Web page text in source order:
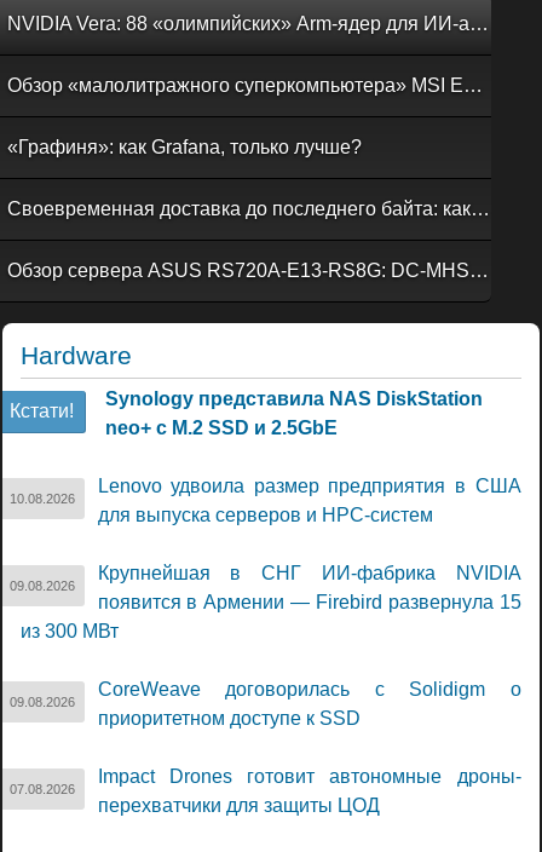
NVIDIA Vera: 88 «олимпийских» Arm-ядер для ИИ-агентов
Обзор «малолитражного суперкомпьютера» MSI EdgeXpert MS-C931
«Графиня»: как Grafana, только лучше?
Своевременная доставка до последнего байта: как российская сеть Curator CDN совмещает скорость, безопасность и гибкость управления
Обзор сервера ASUS RS720A-E13-RS8G: DC-MHS во всей красе
Hardware
Кстати!
Synology представила NAS DiskStation
neo+ с M.2 SSD и 2.5GbE
10.08.2026
Lenovo удвоила размер предприятия в США
для выпуска серверов и НРС-систем
09.08.2026
Крупнейшая в СНГ ИИ-фабрика NVIDIA
появится в Армении — Firebird развернула 15
из 300 МВт
09.08.2026
CoreWeave договорилась с Solidigm о
приоритетном доступе к SSD
07.08.2026
Impact Drones готовит автономные дроны-
перехватчики для защиты ЦОД